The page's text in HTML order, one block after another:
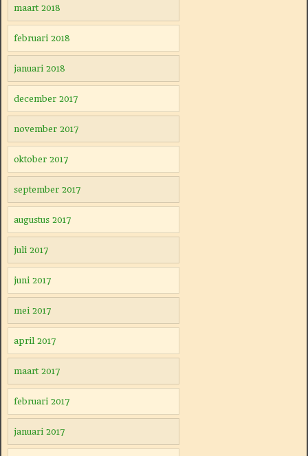
maart 2018
februari 2018
januari 2018
december 2017
november 2017
oktober 2017
september 2017
augustus 2017
juli 2017
juni 2017
mei 2017
april 2017
maart 2017
februari 2017
januari 2017